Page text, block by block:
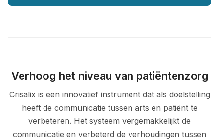
Verhoog het niveau van patiëntenzorg
Crisalix is een innovatief instrument dat als doelstelling
heeft de communicatie tussen arts en patiënt te
verbeteren. Het systeem vergemakkelijkt de
communicatie en verbeterd de verhoudingen tussen